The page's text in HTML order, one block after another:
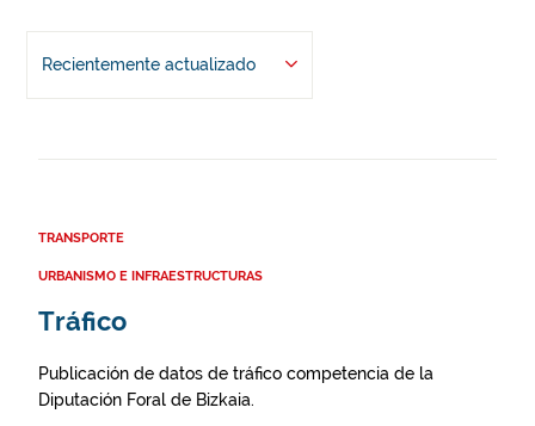
Recientemente actualizado
TRANSPORTE
URBANISMO E INFRAESTRUCTURAS
Tráfico
Publicación de datos de tráfico competencia de la
Diputación Foral de Bizkaia.